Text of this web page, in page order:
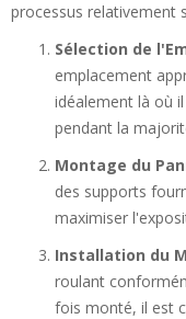
processus relativement
Sélection de
emplacement
idéalement là où
pendant la
Montage du
des supports
maximiser
Installation du
roulant
fois monté, il est